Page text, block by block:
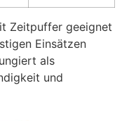
Zeitpuffer geeignet
Einsätzen
als
und